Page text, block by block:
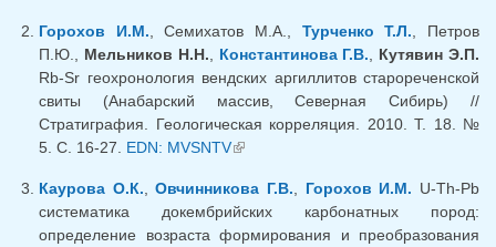
Горохов И.М. , Семихатов М.А., Турченко Т.Л. , Петров
П.Ю., Мельников Н.Н. Константинова Г.В.
Кутявин Э.П.
Rb-Sr геохронология вендских аргиллитов старореченской
свиты (Анабарский массив, Северная Сибирь) //
Стратиграфия. Геологическая корреляция. 2010. Т. 18. №
5. С. 16-27. EDN: MVSNTV(внешняя ссылка)
Каурова О.К. ,Овчинникова Г.В. Горохов И.М. U-Th-Pb
систематика докембрийских карбонатных пород:
определение возраста формирования и преобразования